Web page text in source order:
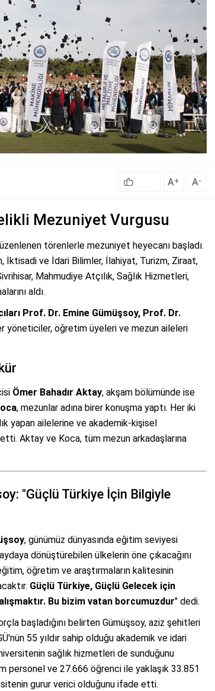
A+ A-
Mezuniyet Vurgusu
törenlerle mezuniyet heyecanı başladı.
İktisadi ve İdari Bilimler, İlahiyat, Turizm, Ziraat,
Mahmudiye Atçılık, Sağlık Hizmetleri,
aldı.
Prof. Dr. Emine Gümüşsoy, Prof. Dr.
yöneticiler, öğretim üyeleri ve mezun aileleri
Ömer Bahadır Aktay, akşam bölümünde ise
, mezunlar adına birer konuşma yaptı. Her iki
yapan ailelerine ve akademik-kişisel
Aktay ve Koca, tüm mezun arkadaşlarına
"Güçlü Türkiye İçin Bilgiyle
, günümüz dünyasında eğitim seviyesi
dönüştürebilen ülkelerin öne çıkacağını
öğretim ve araştırmaların kalitesinin
Güçlü Türkiye, Güçlü Gelecek için
Bu bizim vatan borcumuzdur" dedi.
başladığını belirten Gümüşsoy, aziz şehitleri
55 yıldır sahip olduğu akademik ve idari
sağlık hizmetleri de sunduğunu
personel ve 27.666 öğrenci ile yaklaşık 33.851
gurur verici olduğunu ifade etti.